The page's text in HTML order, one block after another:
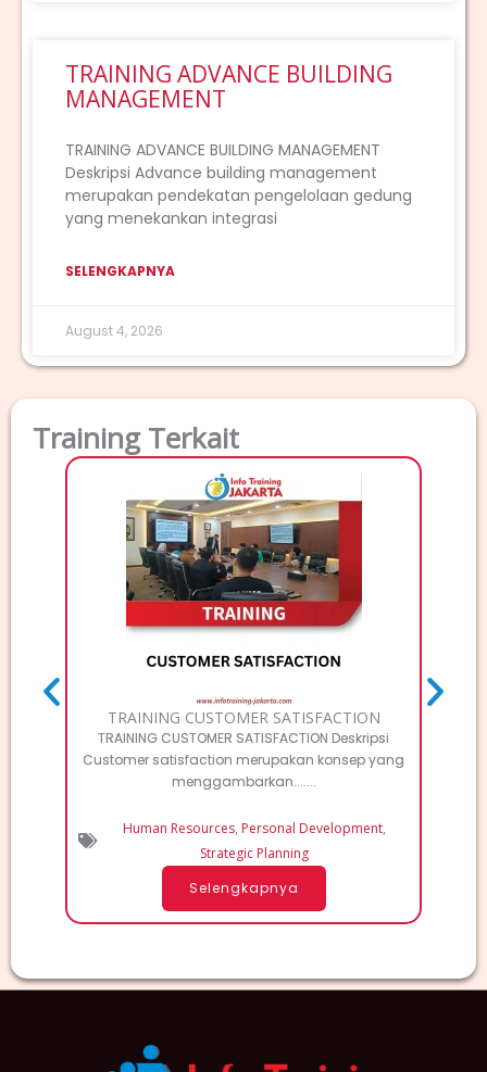
TRAINING ADVANCE BUILDING
MANAGEMENT
TRAINING ADVANCE BUILDING MANAGEMENT
Deskripsi Advance building management
merupakan pendekatan pengelolaan gedung
yang menekankan integrasi
SELENGKAPNYA
August 4, 2026
Training Terkait
TRAINING CUSTOMER SATISFACTION
TRAINING CUSTOMER SATISFACTION Deskripsi
Customer satisfaction merupakan konsep yang
menggambarkan.......
Human Resources, Personal Development,
Strategic Planning
Selengkapnya